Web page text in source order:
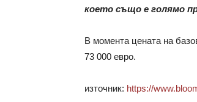
което също е голямо
В момента цената на
73 000 евро.
източник: https://